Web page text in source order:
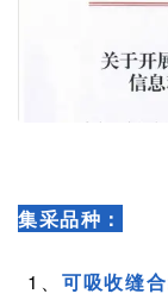
集采品种：
1、 可吸收缝